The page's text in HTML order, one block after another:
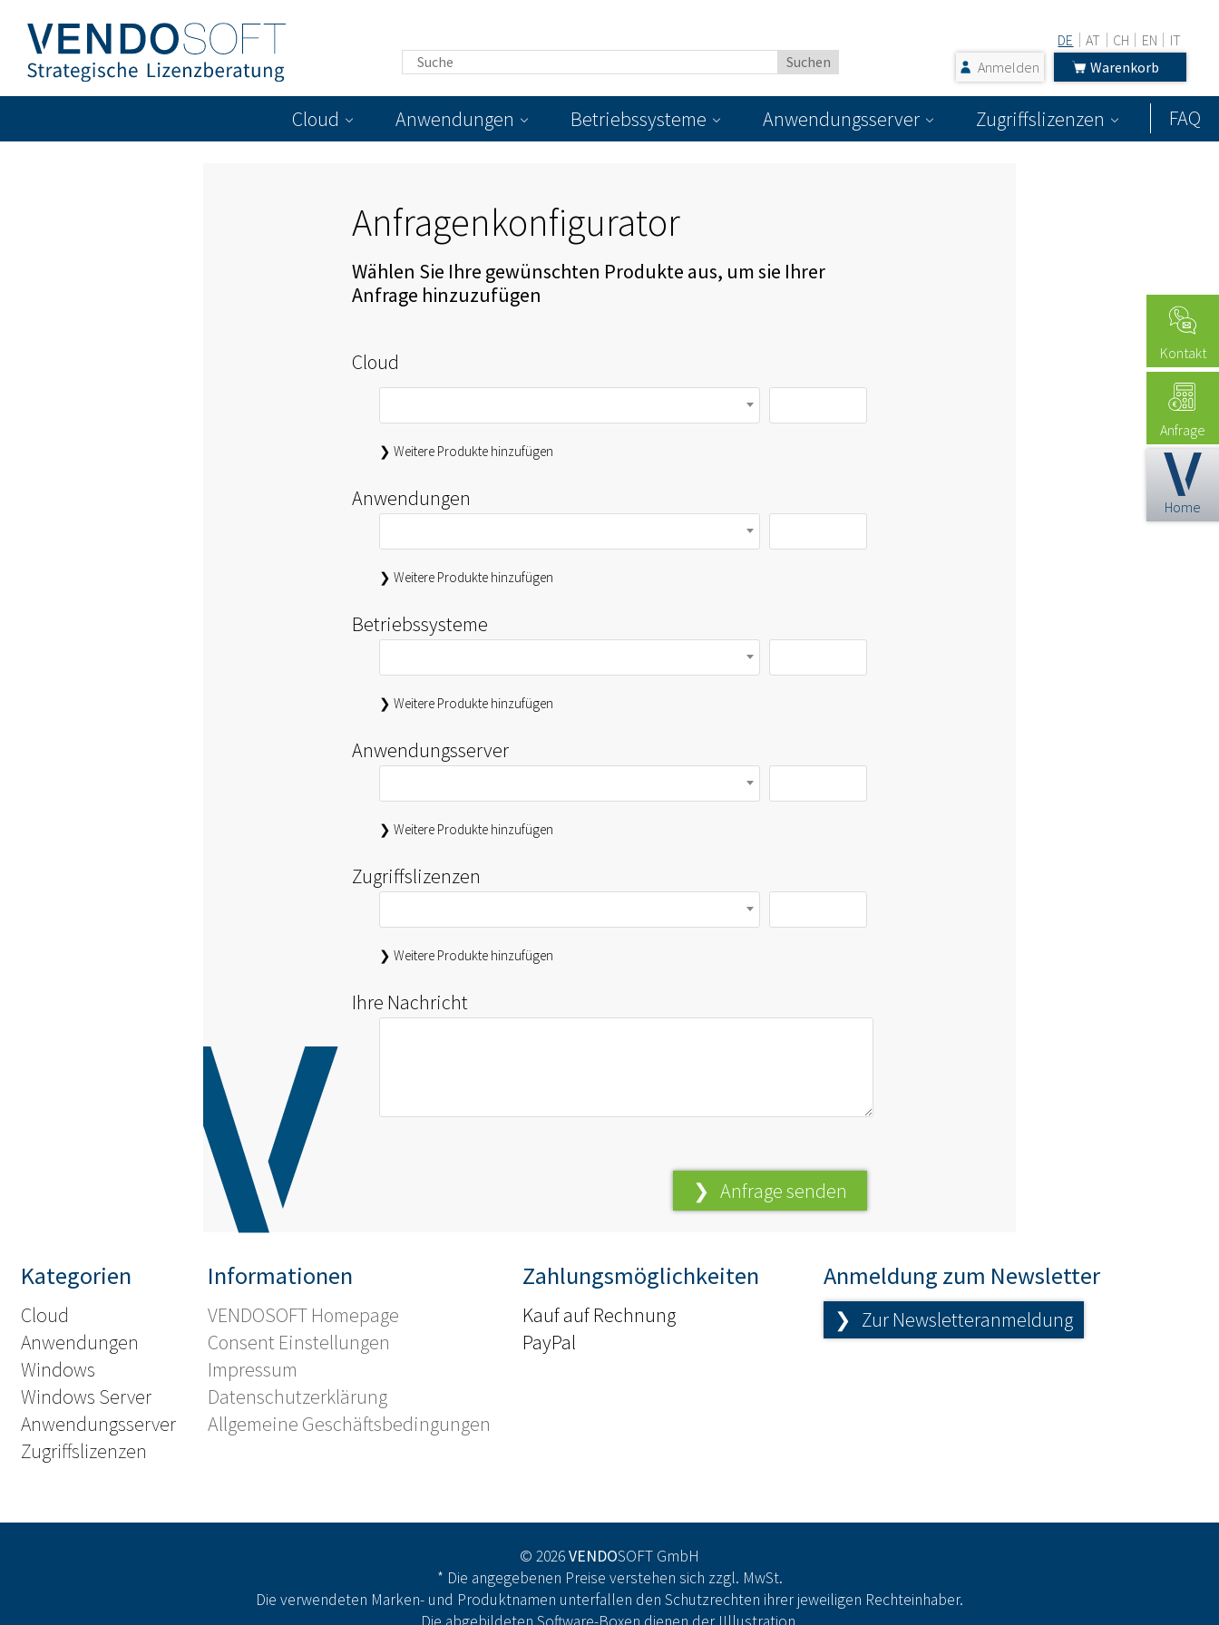
DE AT CH EN
IT
Anmelden
Warenkorb
Cloud Anwendungen Betriebssysteme Anwendungsserver Zugriffslizenzen FAQ
Kontakt
Anfrage
Home
Anfragenkonfigurator
Wählen Sie Ihre gewünschten Produkte aus, um sie Ihrer
Anfrage hinzuzufügen
Cloud
❯ Weitere Produkte hinzufügen
Anwendungen
❯ Weitere Produkte hinzufügen
Betriebssysteme
❯ Weitere Produkte hinzufügen
Anwendungsserver
❯ Weitere Produkte hinzufügen
Zugriffslizenzen
❯ Weitere Produkte hinzufügen
Ihre Nachricht
Kategorien
Cloud
Anwendungen
Windows
Windows Server
Anwendungsserver
Zugriffslizenzen
Informationen
VENDOSOFT Homepage
Consent Einstellungen
Impressum
Datenschutzerklärung
Allgemeine Geschäftsbedingungen
Zahlungsmöglichkeiten
Kauf auf Rechnung
PayPal
Anmeldung zum Newsletter
❯ Zur Newsletteranmeldung
© 2026VENDOSOFT GmbH
* Die angegebenen Preise verstehen sich zzgl. MwSt.
Die verwendeten Marken- und Produktnamen unterfallen den Schutzrechten ihrer jeweiligen Rechteinhaber.